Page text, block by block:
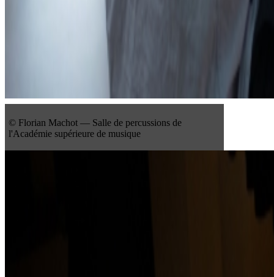
© Florian Machot — Salle de percussions de
l'Académie supérieure de musique